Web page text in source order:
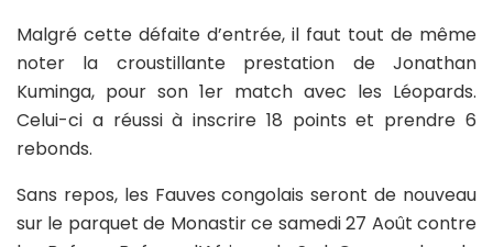
Malgré cette défaite d’entrée, il faut tout de même
noter la croustillante prestation de Jonathan
Kuminga, pour son 1er match avec les Léopards.
Celui-ci a réussi à inscrire 18 points et prendre 6
rebonds.
Sans repos, les Fauves congolais seront de nouveau
sur le parquet de Monastir ce samedi 27 Août contre